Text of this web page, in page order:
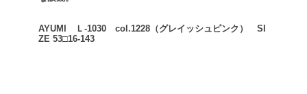
AYUMI Ｌ-1030 col.1228（グレイッシュピンク） SI
ZE 53□16-143